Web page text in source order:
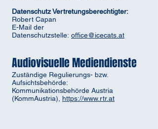
Datenschutz Vertretungsberechtigter:
Robert Capan
E-Mail der
Datenschutzstelle: office@icecats.at
Audiovisuelle Mediendienste
Zuständige Regulierungs- bzw.
Aufsichtsbehörde:
Kommunikationsbehörde Austria
(KommAustria), https://www.rtr.at